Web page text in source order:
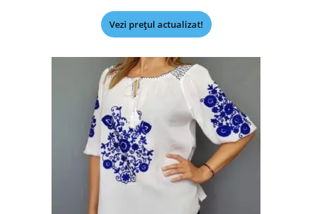
Vezi prețul actualizat!